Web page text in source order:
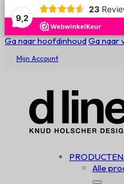
9,2
23
Ga naar hoofdinhoudGa naar
Mijn Account
PRODUCTEN
Alle